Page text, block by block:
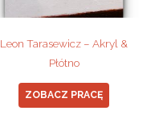
Leon Tarasewicz – Akryl &
Płótno
ZOBACZ PRACĘ